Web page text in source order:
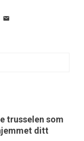
trusselen som
ditt